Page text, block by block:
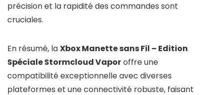
précision et la rapidité des commandes sont
cruciales.
En résumé, laXbox Manette sans Fil – Edition
Spéciale Stormcloud Vaporoffre une
compatibilité exceptionnelle avec diverses
plateformes et une connectivité robuste, faisant